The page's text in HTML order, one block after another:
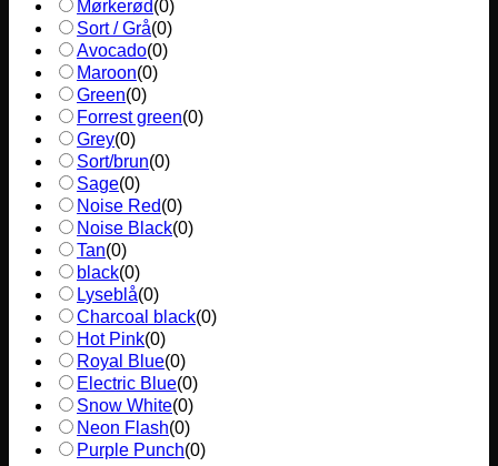
Mørkerød(0)
Sort / Grå(0)
Avocado(0)
Maroon(0)
Green(0)
Forrest green(0)
Grey(0)
Sort/brun(0)
Sage(0)
Noise Red(0)
Noise Black(0)
Tan(0)
black(0)
Lyseblå(0)
Charcoal black(0)
Hot Pink(0)
Royal Blue(0)
Electric Blue(0)
Snow White(0)
Neon Flash(0)
Purple Punch(0)